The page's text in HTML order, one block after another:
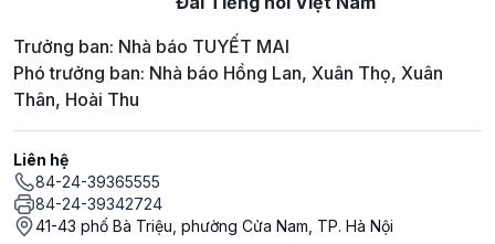
Trưởng ban: Nhà báo TUYẾT MAI
Phó trưởng ban: Nhà báo Hồng Lan, Xuân Thọ, Xuân
Thân, Hoài Thu
Liên hệ
84-24-39365555
84-24-39342724
41-43 phố Bà Triệu, phường Cửa Nam, TP. Hà Nội